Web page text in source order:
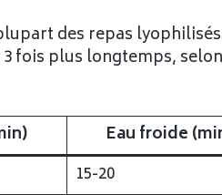
des repas
fois plus longtemps,
Eau froide
15-20